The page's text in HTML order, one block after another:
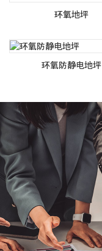
环氧地坪
环氧防静电地坪